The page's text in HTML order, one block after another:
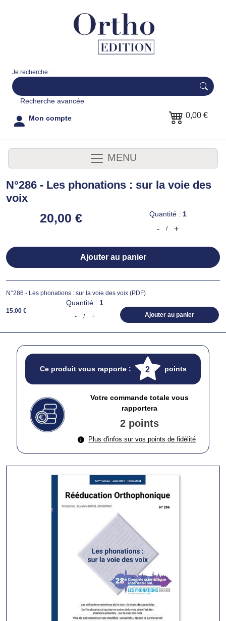
Je recherche :
Recherche avancée
Mon compte 0,00 €
MENU
N°286 - Les phonations : sur la voie des
voix
20,00 € Quantité : 1
- / +
Ajouter au panier
N°286 - Les phonations : sur la voie des voix (PDF)
15.00 €
Quantité : 1
- / + Ajouter au panier
Ce produit vous rapporte : 2 points
Votre commande totale vous
rapportera
2 points
Plus d'infos sur vos points de fidélité